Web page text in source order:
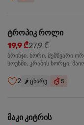
ტროპიკ როლი
19,9 ₾27,9 ₾
ბრინჯი, ნორი, შემწვარი
სოუსში, კრაბის ხორცი,
სოუსი, მანგო-ჩილის გელი
2 🌶️ ცხარე 5
მაკი კიტრის